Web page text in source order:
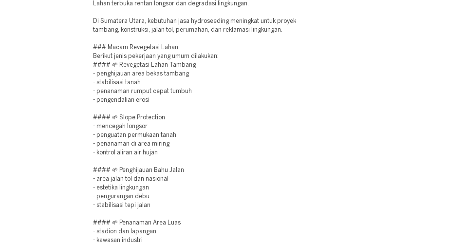
Lahan terbuka rentan longsor dan degradasi lingkungan.
Di Sumatera Utara, kebutuhan jasa hydroseeding meningkat untuk proyek
tambang, konstruksi, jalan tol, perumahan, dan reklamasi lingkungan.
### Macam Revegetasi Lahan
Berikut jenis pekerjaan yang umum dilakukan:
#### 🌱 Revegetasi Lahan Tambang
- penghijauan area bekas tambang
- stabilisasi tanah
- penanaman rumput cepat tumbuh
- pengendalian erosi
#### 🌱 Slope Protection
- mencegah longsor
- penguatan permukaan tanah
- penanaman di area miring
- kontrol aliran air hujan
#### 🌱 Penghijauan Bahu Jalan
- area jalan tol dan nasional
- estetika lingkungan
- pengurangan debu
- stabilisasi tepi jalan
#### 🌱 Penanaman Area Luas
- stadion dan lapangan
- kawasan industri